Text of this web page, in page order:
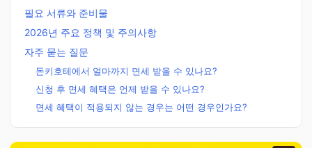
필요 서류와 준비물
2026년 주요 정책 및 주의사항
자주 묻는 질문
돈키호테에서 얼마까지 면세 받을 수 있나요?
신청 후 면세 혜택은 언제 받을 수 있나요?
면세 혜택이 적용되지 않는 경우는 어떤 경우인가요?